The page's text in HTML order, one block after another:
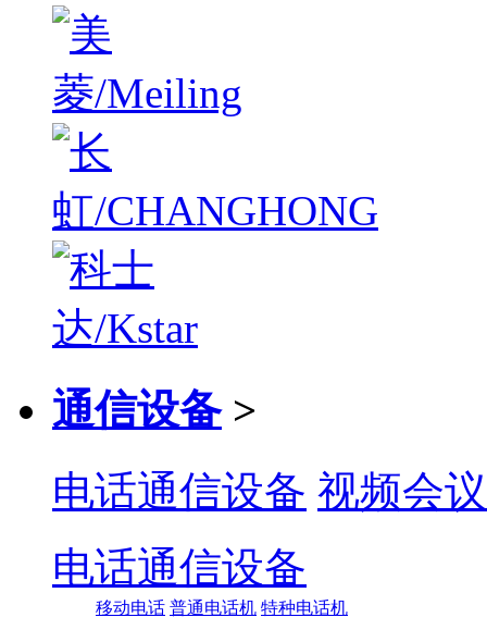
通信设备 >
电话通信设备 视频会
电话通信设备
移动电话 普通电话机 特种电话机